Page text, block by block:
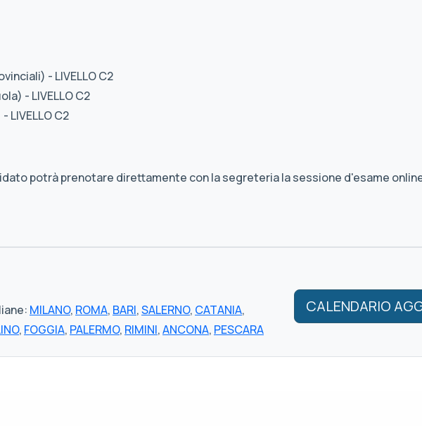
- LIVELLO C2
- LIVELLO C2
LIVELLO C2
potrà prenotare direttamente con la segreteria la sessione d'esame
MILANO, ROMA, BARI,SALERNO, CATANIA,
, FOGGIA, PALERMO, RIMINI,ANCONA, PESCARA
CALENDARIO